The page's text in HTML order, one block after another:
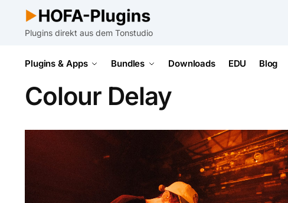
Plugins direkt aus dem Tonstudio
Plugins & Apps Bundles Downloads EDU Blog
Colour Delay